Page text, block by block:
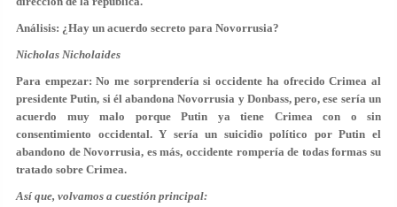
Análisis: ¿Hay un acuerdo secreto para Novorrusia?
Nicholas Nicholaides
Para empezar: No me sorprendería si occidente ha ofrecido Crimea al
presidente Putin, si él abandona Novorrusia y Donbass, pero, ese sería un
acuerdo muy malo porque Putin ya tiene Crimea con o sin
consentimiento occidental. Y sería un suicidio político por Putin el
abandono de Novorrusia, es más, occidente rompería de todas formas su
tratado sobre Crimea.
Así que, volvamos a cuestión principal: